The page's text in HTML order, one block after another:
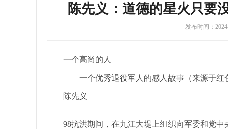
陈先义：道德的星火只要
发布时间：
一个高尚的人
——一个优秀退役军人的感人故事（来源于红
陈先义
98抗洪期间，在九江大堤上组织向军委和党